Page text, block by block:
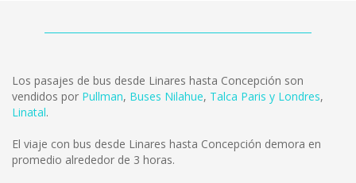
Los pasajes de bus desde Linares hasta Concepción son
vendidos por Pullman, Buses Nilahue, Talca Paris y Londres,
Linatal.
El viaje con bus desde Linares hasta Concepción demora en
promedio alrededor de 3 horas.